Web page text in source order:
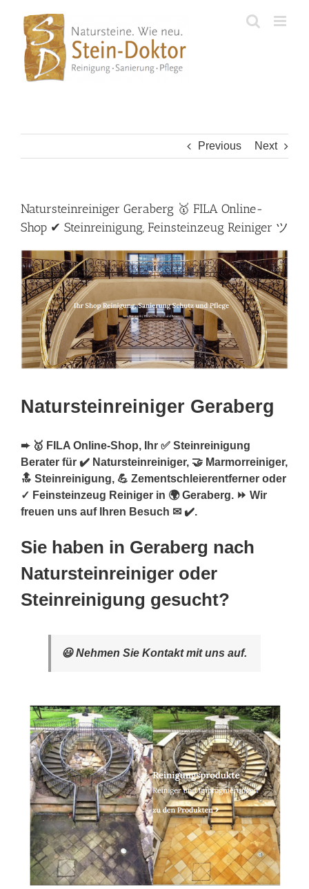
content
Previous Next
Natursteinreiniger Geraberg 🥇 FILA Online-
Shop ✔ Steinreinigung, Feinsteinzeug Reiniger ツ
Natursteinreiniger Geraberg
➨ 🥇 FILA Online-Shop, Ihr ✅ Steinreinigung
Berater für ✔️ Natursteinreiniger, 🤝 Marmorreiniger,
🔝 Steinreinigung, 💪 Zementschleierentferner oder
✓ Feinsteinzeug Reiniger in 🌍 Geraberg. ⏩ Wir
freuen uns auf Ihren Besuch ✉ ✔️.
Sie haben in Geraberg nach
Natursteinreiniger oder
Steinreinigung gesucht?
😃 Nehmen Sie Kontakt mit uns auf.